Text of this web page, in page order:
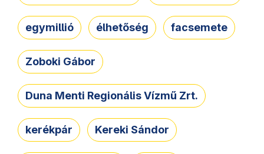
egymillió élhetőség facsemete
Zoboki Gábor
Duna Menti Regionális Vízmű Zrt.
kerékpár Kereki Sándor